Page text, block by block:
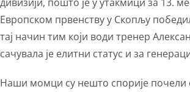
Европском првенству у Скопљу
тај начин тим који води тренер
сачувала је елитни статус и за
Наши момци су нешто спорије почели